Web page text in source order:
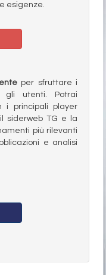
esigenze.
per sfruttare i
gli utenti. Potrai
i principali player
siderweb TG e la
più rilevanti
e analisi